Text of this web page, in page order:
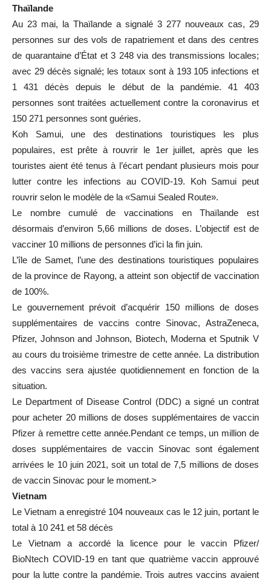
Thaïlande
Au 23 mai, la Thaïlande a signalé 3 277 nouveaux cas, 29
personnes sur des vols de rapatriement et dans des centres
de quarantaine d’État et 3 248 via des transmissions locales;
avec 29 décès signalé; les totaux sont à 193 105 infections et
1 431 décès depuis le début de la pandémie. 41 403
personnes sont traitées actuellement contre la coronavirus et
150 271 personnes sont guéries.
Koh Samui, une des destinations touristiques les plus
populaires, est prête à rouvrir le 1er juillet, après que les
touristes aient été tenus à l’écart pendant plusieurs mois pour
lutter contre les infections au COVID-19. Koh Samui peut
rouvrir selon le modèle de la «Samui Sealed Route».
Le nombre cumulé de vaccinations en Thaïlande est
désormais d’environ 5,66 millions de doses. L’objectif est de
vacciner 10 millions de personnes d’ici la fin juin.
L’île de Samet, l’une des destinations touristiques populaires
de la province de Rayong, a atteint son objectif de vaccination
de 100%.
Le gouvernement prévoit d’acquérir 150 millions de doses
supplémentaires de vaccins contre Sinovac, AstraZeneca,
Pfizer, Johnson and Johnson, Biotech, Moderna et Sputnik V
au cours du troisième trimestre de cette année. La distribution
des vaccins sera ajustée quotidiennement en fonction de la
situation.
Le Department of Disease Control (DDC) a signé un contrat
pour acheter 20 millions de doses supplémentaires de vaccin
Pfizer à remettre cette année.Pendant ce temps, un million de
doses supplémentaires de vaccin Sinovac sont également
arrivées le 10 juin 2021, soit un total de 7,5 millions de doses
de vaccin Sinovac pour le moment.>
Vietnam
Le Vietnam a enregistré 104 nouveaux cas le 12 juin, portant le
total à 10 241 et 58 décès
Le Vietnam a accordé la licence pour le vaccin Pfizer/​
BioNtech COVID-19 en tant que quatrième vaccin approuvé
pour la lutte contre la pandémie. Trois autres vaccins avaient